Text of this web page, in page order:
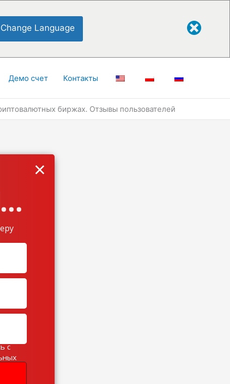
Change Language
Демо счет Контакты
биржах. Отзывы пользователей
×
с